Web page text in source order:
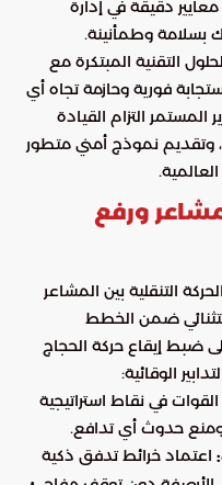
دقيقة في إدارة
بسلامة وطمأنينة.
التقنية المبتكرة مع
فورية وحازمة تجاه أي
التزام القيادة
وتقديم نموذج أمني متطور
ورفع
التنقلية بين المشاعر
ضمن الخطط
ضبط إيقاع حركة الحجاج
الوقائية:
في نقاط استراتيجية
ومنع حدوث أي تدافع.
اعتماد خرائط تدفق ذكية